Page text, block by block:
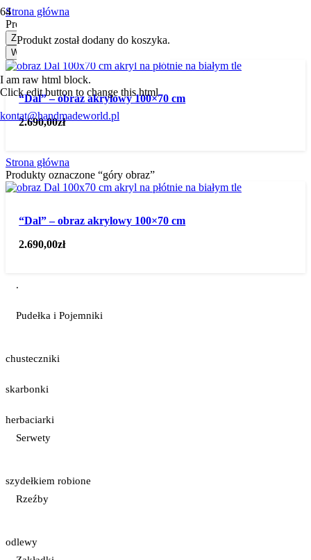
Produkt został dodany do koszyka.
I am raw html block.
Click edit button to change this html
kontat@handmadeworld.pl
Strona główna
Produkty oznaczone “góry obraz”
Zastosuj
Wybierz kategorię
“Dal” – obraz akrylowy 100×70 cm
2.690,00zł
Strona główna
Produkty oznaczone “góry obraz”
“Dal” – obraz akrylowy 100×70 cm
2.690,00zł
.
Pudełka i Pojemniki
chusteczniki
skarbonki
herbaciarki
Serwety
szydełkiem robione
Rzeźby
odlewy